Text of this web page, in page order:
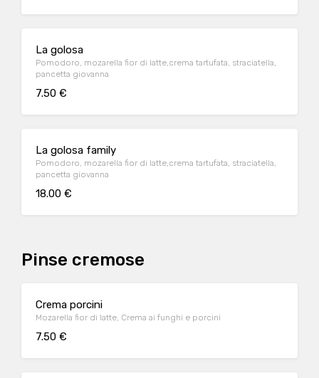
La golosa
Pomodoro, mozarella fior di latte,crema tartufata, straciatella,
pancetta giovanna
7.50 €
La golosa family
Pomodoro, mozarella fior di latte,crema tartufata, straciatella,
pancetta giovanna
18.00 €
Pinse cremose
Crema porcini
Mozarella fior di latte, Crema ai funghi e porcini
7.50 €